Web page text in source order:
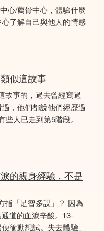
心/薦骨中心，體驗什麼
了解自己與他人的情感
似這故事
故事的，過去曾經寫過
，他們都說他們經歴過
人已走到第5階段。
的親身經驗，不是
指「足智多謀」？ 因為
道的血淚辛酸。13-
衝動想試。失去體驗、